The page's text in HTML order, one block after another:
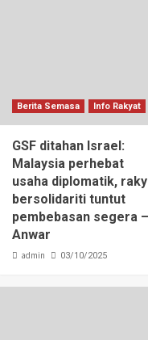
Berita Semasa Info Rakyat
GSF ditahan Israel:
Malaysia perhebat
usaha diplomatik,
bersolidariti tuntut
pembebasan segera –
Anwar
admin 03/10/2025